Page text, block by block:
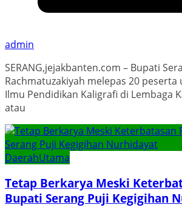
admin
SERANG,jejakbanten.com – Bupati
Rachmatuzakiyah melepas 20
Ilmu Pendidikan Kaligrafi di Lembaga
atau
DaerahUtama
Tetap Berkarya Meski
Bupati Serang Puji Kegigihan